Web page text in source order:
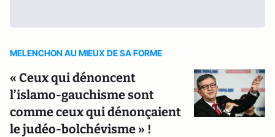
MELENCHON AU MIEUX DE SA FORME
« Ceux qui dénoncent
l’islamo-gauchisme sont
comme ceux qui dénonçaient
le judéo-bolchévisme » !